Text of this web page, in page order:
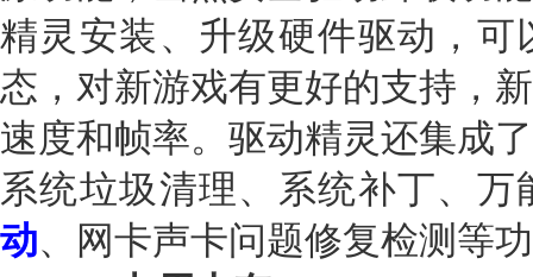
精灵安装、升级硬件驱动，
态，对新游戏有更好的支持，
速度和帧率。驱动精灵还集成
系统垃圾清理、系统补丁、万
动、网卡声卡问题修复检测等